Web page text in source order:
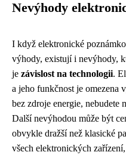
Nevýhody
I když elektronické
výhody, existují i nevýhody,
je závislost na technologii.
a jeho funkčnost je omezena
bez zdroje energie, nebudete
Další nevýhodou může být
obvykle dražší než klasické
všech elektronických